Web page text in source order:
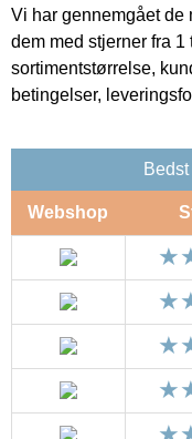
Vi har gennemgået
dem med stjerner fra
sortimentstørrelse,
betingelser,
Webshop